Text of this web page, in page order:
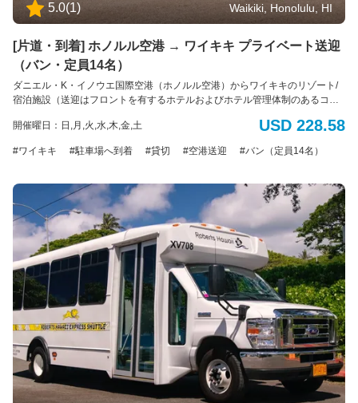
5.0(1) Waikiki, Honolulu, HI
[片道・到着] ホノルル空港 → ワイキキ プライベート送迎
（バン・定員14名）
ダニエル・K・イノウエ国際空港（ホノルル空港）からワイキキのリゾート/
宿泊施設（送迎はフロントを有するホテルおよびホテル管理体制のあるコン
定員： 最大14名様（標準サイズの荷物14個まで） *追加のバッグ、大型の
リカの障害者法に基づく配慮）：車椅子のアシスタントが利用可能です。障
さい。ご利用可能な車両に限りがあるため、ADA対応の車両の予約はサービ
ス提供日時の最低7日前までに行う必要があります。障害のある旅行者のニー
ズに対応するため努めてまいります。 電動車椅子やスクーターの場合：車椅
子とお客様の合計重量は500ポンド(226kg)を超えてはいけません。利用可能
なプラットフォームの寸法は48インチ(121cm)×30インチ(76cm)です。ま
た、ドライバーが荷室に運ぶことのできる最大重量は50ポンド(22kg)です。
ご理解とご協力をお願いいたします。
開催曜日：日,月,火,水,木,金,土 USD 228.58
ワイキキ 駐車場へ到着 貸切 空港送迎 バン（定員14名）